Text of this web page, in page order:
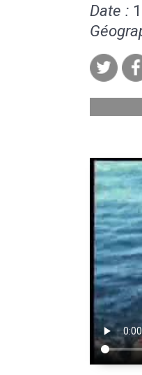
Date :